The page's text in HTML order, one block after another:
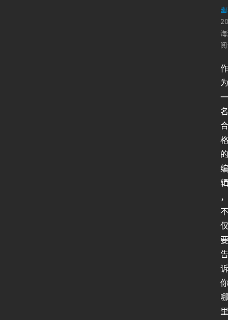
作
为
一
名
合
格
的
编
辑
，
不
仅
要
告
诉
你
哪
里